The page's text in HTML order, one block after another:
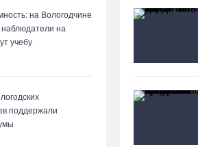
на Вологодчине
на
учебу
поддержали